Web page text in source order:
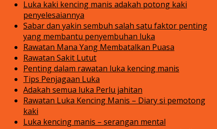
Luka kaki kencing manis adakah potong kaki
penyelesaiannya
Sabar dan yakin sembuh salah satu faktor penting
yang membantu penyembuhan luka
Rawatan Mana Yang Membatalkan Puasa
Rawatan Sakit Lutut
Penting dalam rawatan luka kencing manis
Tips Penjagaan Luka
Adakah semua luka Perlu jahitan
Rawatan Luka Kencing Manis – Diary si pemotong
kaki
Luka kencing manis – serangan mental